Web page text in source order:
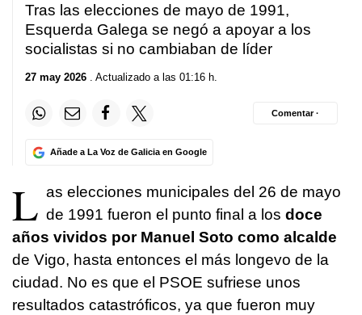
Tras las elecciones de mayo de 1991,
Esquerda Galega se negó a apoyar a los
socialistas si no cambiaban de líder
27 may 2026 . Actualizado a las 01:16 h.
Añade a La Voz de Galicia en Google
Comentar ·
L as elecciones municipales del 26 de mayo
de 1991 fueron el punto final a los doce
años vividos por Manuel Soto como alcalde
de Vigo, hasta entonces el más longevo de la
ciudad. No es que el PSOE sufriese unos
resultados catastróficos, ya que fueron muy